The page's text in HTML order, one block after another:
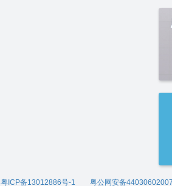
粤ICP备13012886号-1 粤公网安备